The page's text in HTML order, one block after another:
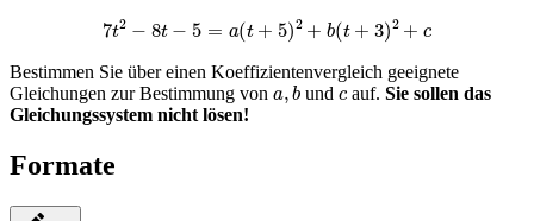
t2 t− a( t + )2+ b t+ 3 2 +c
Bestimmen Sie über einen Koeffizientenvergleich geeignete
Gleichungen zur Bestimmung von a,b undcauf.Sie sollen das
Gleichungssystem nicht lösen!
Formate